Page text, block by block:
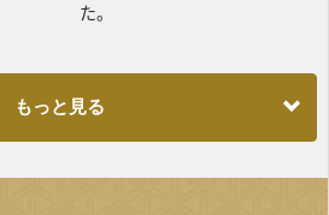
た。
もっと見る